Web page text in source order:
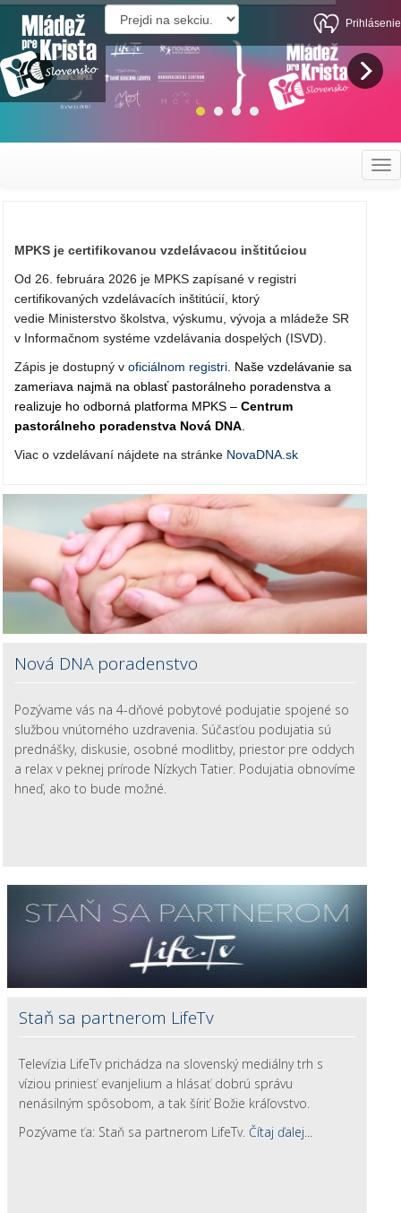
Prihlásenie
MPKS je certifikovanou vzdelávacou inštitúciou
Od 26. februára 2026 je MPKS zapísané v registri
certifikovaných vzdelávacích inštitúcií, ktorý
vedie Ministerstvo školstva, výskumu, vývoja a mládeže SR
v Informačnom systéme vzdelávania dospelých (ISVD).
Zápis je dostupný v oficiálnom registri Naše vzdelávanie sa
zameriava najmä na oblasť pastorálneho poradenstva a
realizuje ho odborná platforma MPKS – Centrum
pastorálneho poradenstva Nová DNA
Viac o vzdelávaní nájdete na stránke NovaDNA.sk
Nová DNA poradenstvo
Pozývame vás na 4-dňové pobytové podujatie spojené so
službou vnútorného uzdravenia. Súčasťou podujatia sú
prednášky, diskusie, osobné modlitby, priestor pre oddych
a relax v peknej prírode Nízkych Tatier. Podujatia obnovíme
hneď, ako to bude možné.
Staň sa partnerom LifeTv
Televízia LifeTv prichádza na slovenský mediálny trh s
víziou priniesť evanjelium a hlásať dobrú správu
nenásilným spôsobom, a tak šíriť Božie kráľovstvo.
Pozývame ťa: Staň sa partnerom LifeTv. Čítaj ďalej...